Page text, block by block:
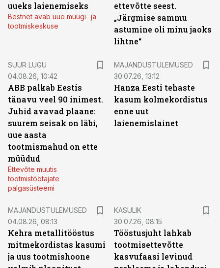
uueks laienemiseks
Bestnet avab uue müügi- ja
tootmiskeskuse
ettevõtte seest.
„Järgmise sammu
astumine oli minu jaoks
lihtne“
SUUR LUGU
04.08.26, 10:42
ABB palkab Eestis
tänavu veel 90 inimest.
Juhid avavad plaane:
suurem seisak on läbi,
uue aasta
tootmismahud on ette
müüdud
Ettevõte muutis
tootmistöötajate
palgasüsteemi
MAJANDUSTULEMUSED
30.07.26, 13:12
Hanza Eesti tehaste
kasum kolmekordistus
enne uut
laienemislainet
MAJANDUSTULEMUSED
04.08.26, 08:13
Kehra metallitööstus
mitmekordistas kasumi
ja uus tootmishoone
KASULIK
30.07.26, 08:15
Tööstusjuht lahkab
tootmisettevõtte
kasvufaasi levinud